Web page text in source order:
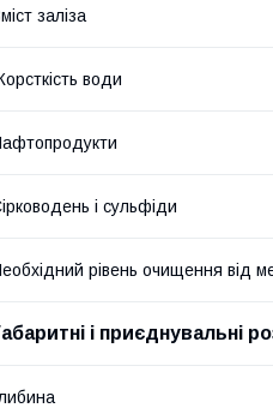
заліза
води
і сульфіди
рівень очищення від
і приєднувальні